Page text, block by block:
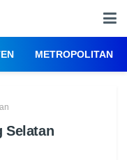
METROPOLITAN
Selatan